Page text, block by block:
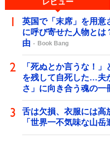
レビュー
英国で「末席」を用意
に呼び寄せた人物と
由
Book Bang
「死ぬとか言うな！
を残して自死した…夫
さ」に向き合う魂の一
舌は欠損、衣服には
「世界一不気味な山